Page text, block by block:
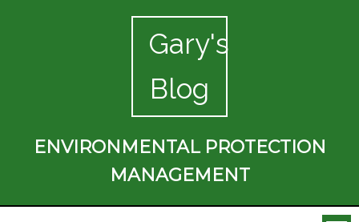
Gary's
Blog
ENVIRONMENTAL PROTECTION
MANAGEMENT